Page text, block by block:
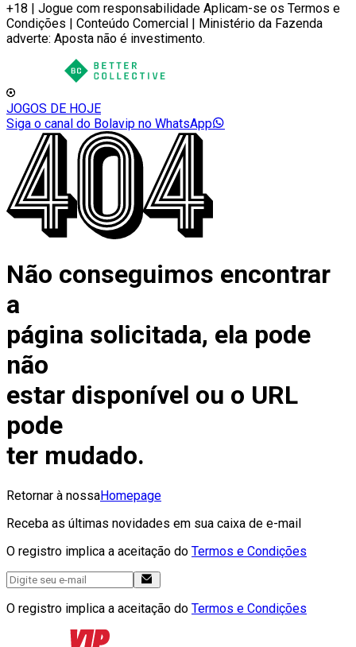
+18 | Jogue com responsabilidade Aplicam-se os Termos e
Condições | Conteúdo Comercial | Ministério da Fazenda
adverte: Aposta não é investimento.
JOGOS DE HOJE
Siga o canal do Bolavip no WhatsApp
Não conseguimos encontrar
a
página solicitada, ela pode
não
estar disponível ou o URL
pode
ter mudado.
Retornar à nossaHomepage
Receba as últimas novidades em sua caixa de e-mail
O registro implica a aceitação do Termos e Condições
O registro implica a aceitação do Termos e Condições